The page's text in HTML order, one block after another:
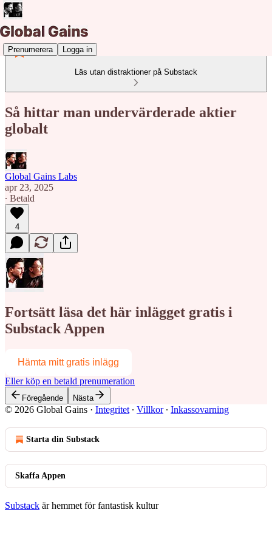
Prenumerera Logga in
Läs utan distraktioner på Substack
Så hittar man undervärderade aktier
globalt
Global Gains Labs
apr 23, 2025
∙ Betald
4
Fortsätt läsa det här inlägget gratis i
Substack Appen
Hämta mitt gratis inlägg
Eller köp en betald prenumeration
Föregående Nästa
© 2026 Global Gains · Integritet ∙ Villkor∙ Inkassovarning
Starta din Substack
Skaffa Appen
Substack är hemmet för fantastisk kultur